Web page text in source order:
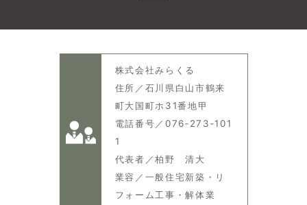
株式会社みらくる
住所／石川県白山市鶴来
町大国町ホ31番地甲
電話番号／076‐273‐101
1
代表者／柏野 清大
業容／一般住宅新築・リ
フォーム工事・解体業